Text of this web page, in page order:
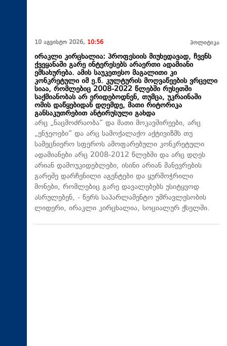
10 აგვისტო 2026, 10:56 პოლიტიკა
ირაკლი კირცხალია: პროფესიის მიუხედავად, ჩვენს
ქვეყანაში გარე ინტერესებს არაერთი ადამიანი
ემსახურება. ამის საუკეთესო მაგალითი კი
კონკრეტული იმ ე.წ. კულტურის მოღვაწეების ვრცელი
სიაა, რომლებიც 2008-2022 წლებში რუსეთში
საქმიანობას არ ერიდებოდნენ, თუმცა, უკრაინაში
ომის დაწყებიდან დღემდე, მათი რიტორიკა
განსაკუთრებით ანტირუსული გახდა
არც „ნაცმოძრაობა“ და მათი მოკავშირეები, არც
„ენჯეოები“ და არც სამოქალაქო აქტივიზმს თუ
სამეცნიერო სფეროს ამოფარებული კონკრეტული
ადამიანები არც 2008-2012 წლებში და არც დღეს
არიან დამოუკიდებლები, ისინი არიან მანევრების
გარეშე დარჩენილი აგენტები და ყურმოჭრილი
მონები, რომლებიც გარე დავალებებს უსიტყვოდ
ასრულებენ, - წერს საპარლამენტო უმრავლესობის
ლიდერი, ირაკლი კირცხალია, სოციალურ ქსელში.